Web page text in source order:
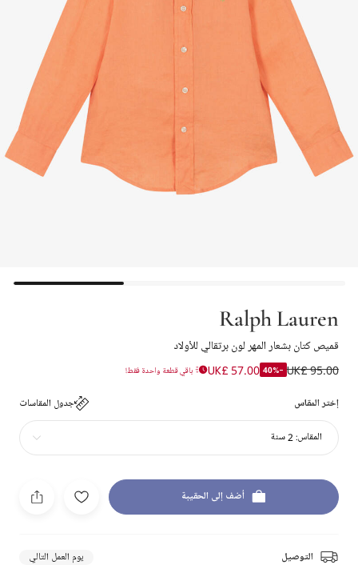
Ralph Lauren
قميص كتان بشعار المهر لون برتقالي للأولاد
UK£ 95.00
-40%
UK£ 57.00 باقي قطعة واحدة فقط!
إختر المقاس جدول المقاسات
المقاس:2 سنة
أضف إلى الحقيبة
التوصيل يوم العمل التالي